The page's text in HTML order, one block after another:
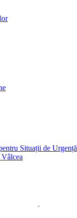
Situații de Urgență